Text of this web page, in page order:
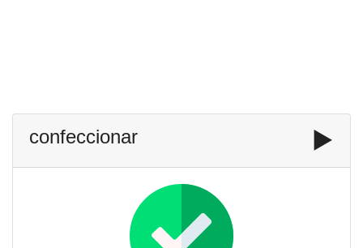
confeccionar ▶️